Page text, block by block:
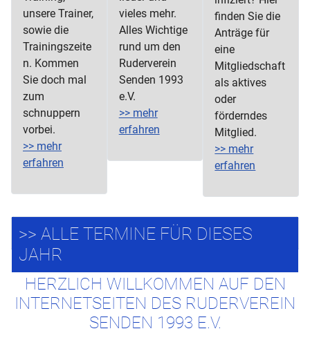
unsere Trainer,
sowie die
Trainingszeite
n. Kommen
Sie doch mal
zum
schnuppern
vorbei.
>> mehr
erfahren
vieles mehr.
Alles Wichtige
rund um den
Ruderverein
Senden 1993
e.V.
>> mehr
erfahren
finden Sie die
Anträge für
eine
Mitgliedschaft
als aktives
oder
förderndes
Mitglied.
>> mehr
erfahren
>> ALLE TERMINE FÜR DIESES
JAHR
HERZLICH WILLKOMMEN AUF DEN
INTERNETSEITEN DES RUDERVEREIN
SENDEN 1993 E.V.